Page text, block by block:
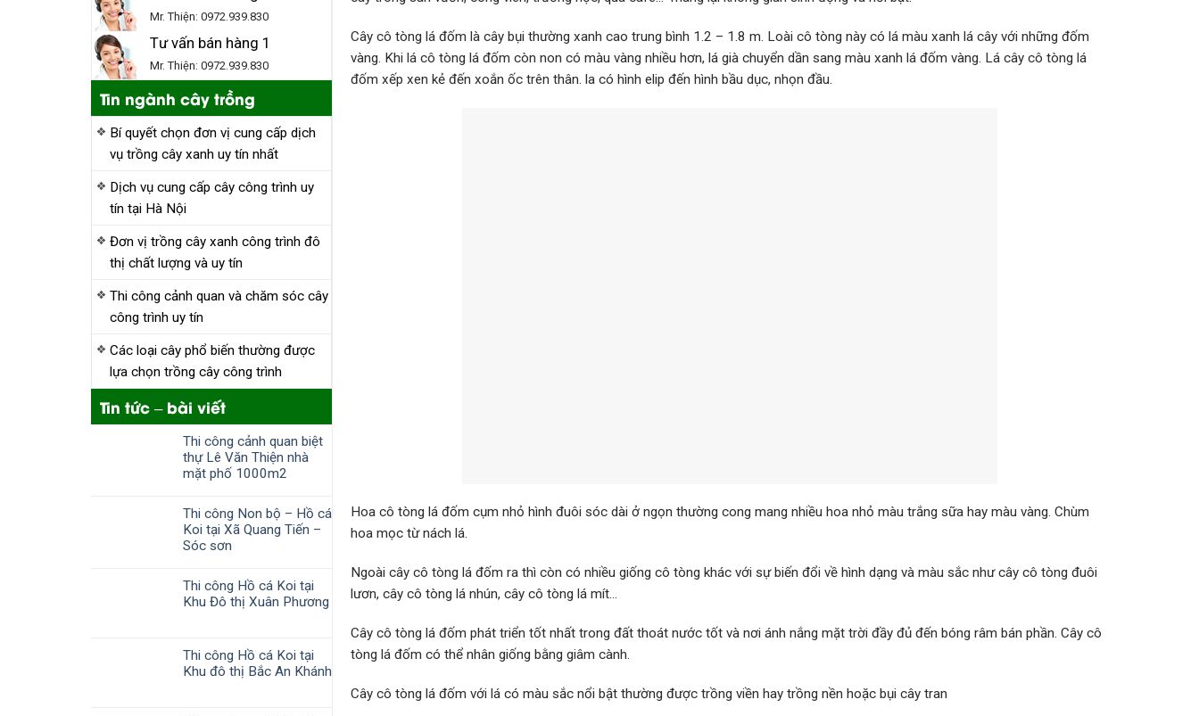
Mr. Thiện: 0972.939.830
Tư vấn bán hàng 1
Mr. Thiện: 0972.939.830
Tin ngành cây trồng
Bí quyết chọn đơn vị cung cấp dịch
vụ trồng cây xanh uy tín nhất
Dịch vụ cung cấp cây công trình uy
tín tại Hà Nội
Đơn vị trồng cây xanh công trình đô
thị chất lượng và uy tín
Thi công cảnh quan và chăm sóc cây
công trình uy tín
Các loại cây phổ biến thường được
lựa chọn trồng cây công trình
Tin tức – bài viết
Thi công cảnh quan biệt
thự Lê Văn Thiện nhà
mặt phố 1000m2
Thi công Non bộ – Hồ cá
Koi tại Xã Quang Tiến –
Sóc sơn
Thi công Hồ cá Koi tại
Khu Đô thị Xuân Phương
Thi công Hồ cá Koi tại
Khu đô thị Bắc An Khánh
Cây cô tòng lá đốm là cây bụi thường xanh cao trung bình 1.2 – 1.8 m. Loài cô tòng này có lá màu xanh lá cây với những đốm
vàng. Khi lá cô tòng lá đốm còn non có màu vàng nhiều hơn, lá già chuyển dần sang màu xanh lá đốm vàng. Lá cây cô tòng lá
đốm xếp xen kẻ đến xoắn ốc trên thân. la có hình elip đến hình bầu dục, nhọn đầu.
Hoa cô tòng lá đốm cụm nhỏ hình đuôi sóc dài ở ngọn thường cong mang nhiều hoa nhỏ màu trắng sữa hay màu vàng. Chùm
hoa mọc từ nách lá.
Ngoài cây cô tòng lá đốm ra thì còn có nhiều giống cô tòng khác với sự biến đổi về hình dạng và màu sắc như cây cô tòng đuôi
lươn, cây cô tòng lá nhún, cây cô tòng lá mít…
Cây cô tòng lá đốm phát triển tốt nhất trong đất thoát nước tốt và nơi ánh nắng mặt trời đầy đủ đến bóng râm bán phần. Cây cô
tòng lá đốm có thể nhân giống bằng giâm cành.
Cây cô tòng lá đốm với lá có màu sắc nổi bật thường được trồng viền hay trồng nền hoặc bụi cây tran